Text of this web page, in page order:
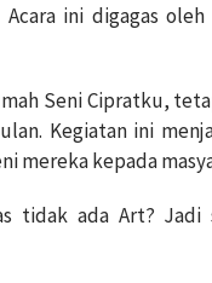
ini digagas
Seni Cipratku,
Kegiatan ini
mereka kepada
tidak ada Art? Jadi